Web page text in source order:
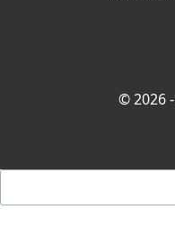
© 2026 -